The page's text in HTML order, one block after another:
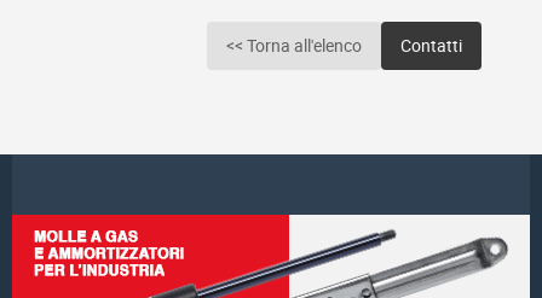
<< Torna all'elenco Contatti